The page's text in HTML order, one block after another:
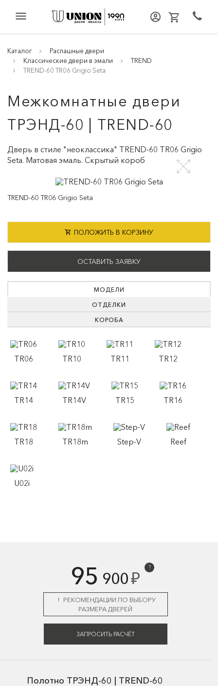
menu
Каталог
Распашные двери
Классические двери в эмали
TREND
TREND-60 TR06 Grigio Seta
Межкомнатные двери
ТРЭНД-60 | TREND-60
Дверь в стиле "неоклассика" TREND-60 TR06 Grigio
Seta. Матовая эмаль. Скрытый короб
TREND-60 TR06 Grigio Seta
ПОЛОЖИТЬ В КОРЗИНУ
ОСТАВИТЬ ЗАЯВКУ
МОДЕЛИ
ОТДЕЛКИ
КОРОБА
TR06 TR10 TR11 TR12
TR14 TR14V TR15 TR16
TR18 TR18m Step-V Reef
U02i
95 900₽
?
РЕКОМЕНДАЦИИ ПО ВЫБОРУ
РАЗМЕРА ДВЕРЕЙ
ЗАПРОСИТЬ РАСЧЁТ
Полотно ТРЭНД-60 | TREND-60